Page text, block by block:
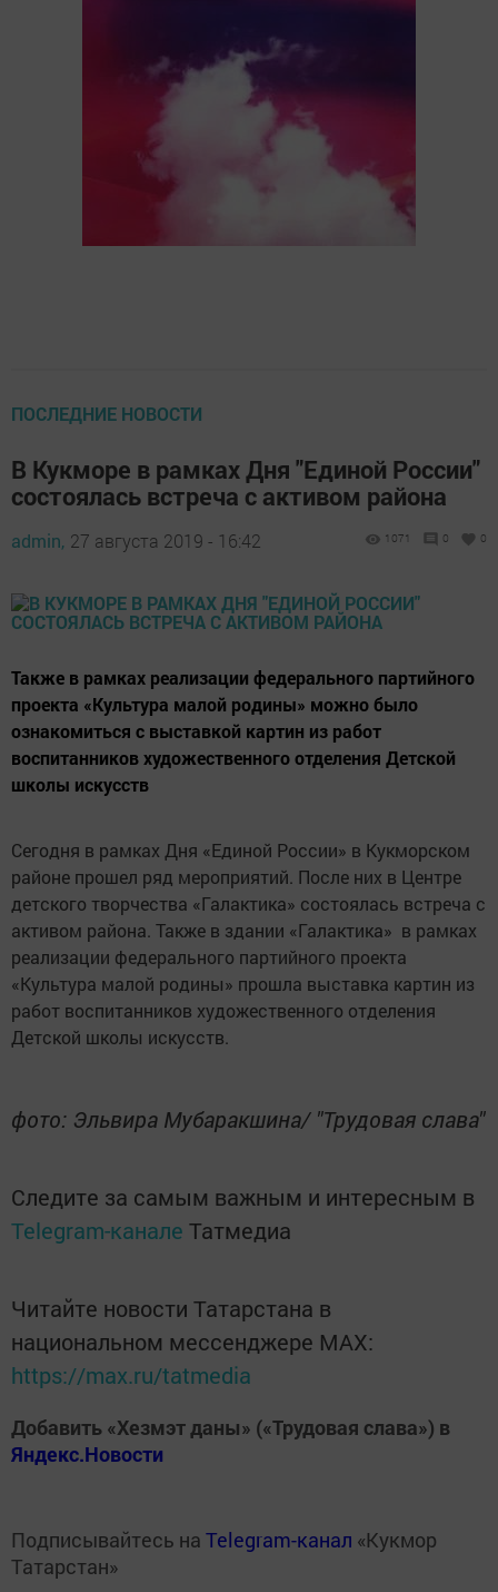
ПОСЛЕДНИЕ НОВОСТИ
В Кукморе в рамках Дня "Единой России"
состоялась встреча с активом района
admin, 27 августа 2019 - 16:42 1071 0 0
Также в рамках реализации федерального партийного
проекта «Культура малой родины» можно было
ознакомиться с выставкой картин из работ
воспитанников художественного отделения Детской
школы искусств
Сегодня в рамках Дня «Единой России» в Кукморском
районе прошел ряд мероприятий. После них в Центре
детского творчества «Галактика» состоялась встреча с
активом района. Также в здании «Галактика» в рамках
реализации федерального партийного проекта
«Культура малой родины» прошла выставка картин из
работ воспитанников художественного отделения
Детской школы искусств.
фото: Эльвира Мубаракшина/ "Трудовая слава"
Следите за самым важным и интересным в
Telegram-канале Татмедиа
Читайте новости Татарстана в
национальном мессенджере MАХ:
https://max.ru/tatmedia
Добавить «Хезмэт даны» («Трудовая слава») в
Яндекс.Новости
Подписывайтесь на Telegram-канал «Кукмор
Татарстан»